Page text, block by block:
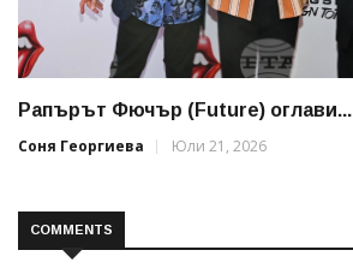
Рапърът Фючър (Future) оглави...
Соня Георгиева
Юли 21, 2026
COMMENTS